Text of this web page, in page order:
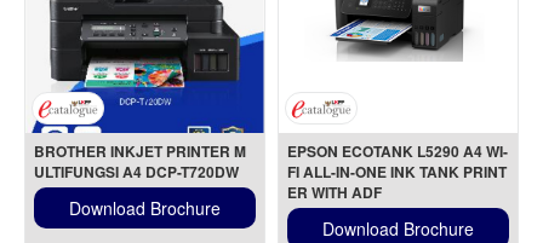
BROTHER INKJET PRINTER M
ULTIFUNGSI A4 DCP-T720DW
Download Brochure
EPSON ECOTANK L5290 A4 WI-
FI ALL-IN-ONE INK TANK PRINT
ER WITH ADF
Download Brochure